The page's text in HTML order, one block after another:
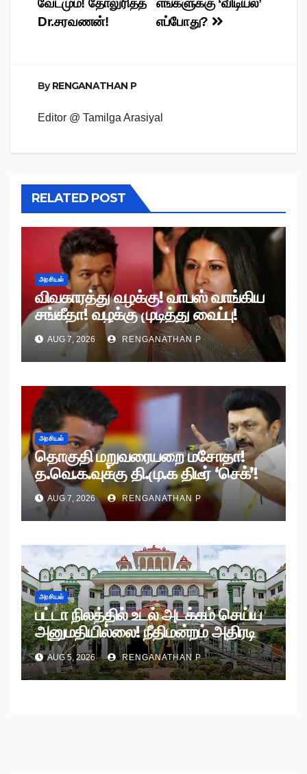
எங்களுக்கு ‘விடியல்’
எப்போது?
வேடமும்! தோலுரித்த
Dr.சரவணன்!
ByRENGANATHAN P
Editor @ Tamilga Arasiyal
RELATED POST
அரசியல்
விவகாரத்து வழக்கு! வாபஸ் வாங்கிய
சங்கீதா! வழக்கு முடித்து வைப்பு!
AUG 7, 2026 RENGANATHAN P
அரசியல்
தொகுதி மறுவரையறை மசோதா!
த.வெ.க.வுக்கு தி.மு.க திடீர் ‘செக்’!
AUG 7, 2026 RENGANATHAN P
அரசியல்
பட்டா நிலத்தில் உடல் அடக்கம் செய்ய
அனுமதியில்லை! நீதிமன்றம் அதிரடி
உத்தரவு!
AUG 5, 2026 RENGANATHAN P